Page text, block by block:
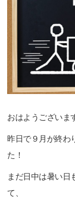
おはようございま
昨日で９月が終わ
た！
まだ日中は暑い日
て、